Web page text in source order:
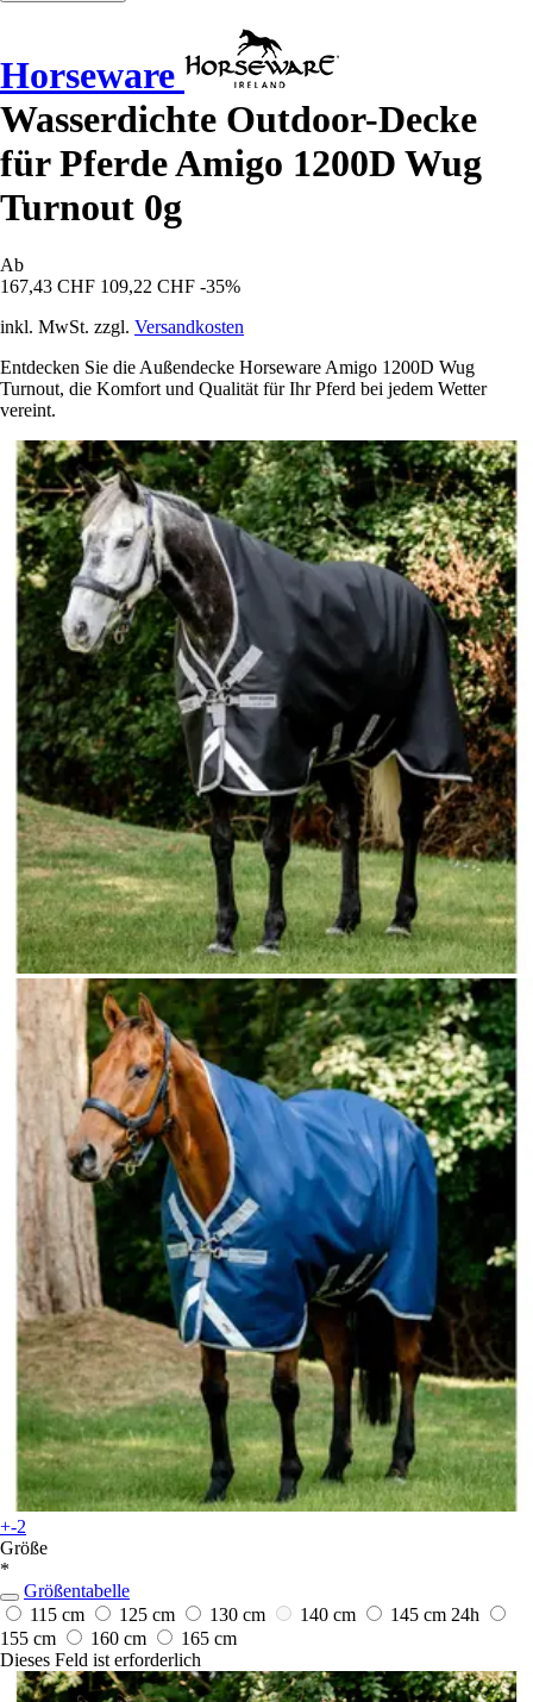
Horseware
Wasserdichte Outdoor-Decke
für Pferde Amigo 1200D Wug
Turnout 0g
Ab
167,43 CHF 109,22 CHF -35%
inkl. MwSt. zzgl. Versandkosten
Entdecken Sie die Außendecke Horseware Amigo 1200D Wug
Turnout, die Komfort und Qualität für Ihr Pferd bei jedem Wetter
vereint.
+-2
Größe
*
Größentabelle
115 cm
125 cm 130 cm 140 cm 145 cm 24h
155 cm
160 cm
165 cm
Dieses Feld ist erforderlich